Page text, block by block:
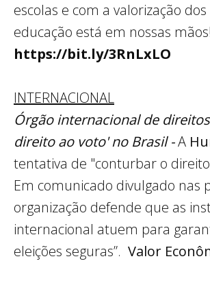
escolas e com a valorização
educação está em nossas mãos!
https://bit.ly/3RnLxLO
INTERNACIONAL
Órgão internacional de
direito ao voto' no Brasil -A
tentativa de "conturbar o
Em comunicado divulgado nas
organização defende que as
internacional atuem para
eleições seguras”. Valor